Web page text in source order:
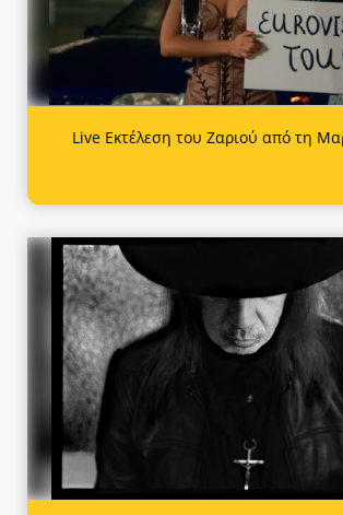
Live Εκτέλεση του Ζαριού από τη